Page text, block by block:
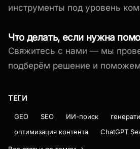
инструменты под уровень
Что делать, если нужна
Свяжитесь с нами — мы
подберём решение и
ТЕГИ
GEO SEO ИИ-поиск
оптимизация контента
ChatGPT